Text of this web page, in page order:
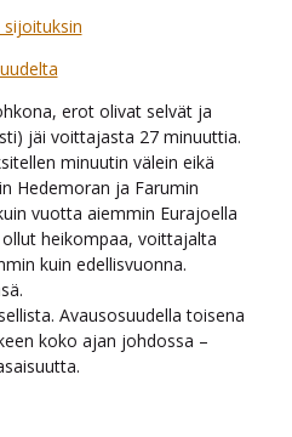
erot olivat selvät ja
jäi voittajasta 27 minuuttia.
minuutin välein eikä
Hedemoran ja Farumin
vuotta aiemmin Eurajoella
heikompaa, voittajalta
kuin edellisvuonna.
Avausosuudella toisena
koko ajan johdossa –